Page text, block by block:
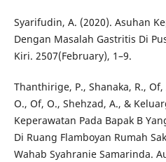
Syarifudin, A. (2020). Asuhan
Dengan Masalah Gastritis Di
Kiri. 2507(February), 1–9.
Thanthirige, P., Shanaka, R.,
O., Of, O., Shehzad, A., &
Keperawatan Pada Bapak B
Di Ruang Flamboyan Rumah
Wahab Syahranie Samarinda.